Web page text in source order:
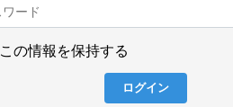
この情報を保持する